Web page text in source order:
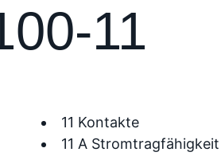
11
11 Kontakte
11 A Stromtragfähigkeit